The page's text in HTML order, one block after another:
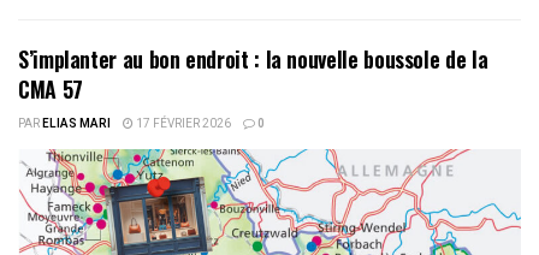
S’implanter au bon endroit : la nouvelle boussole de la
CMA 57
PARELIAS MARI 17 FÉVRIER 2026 0